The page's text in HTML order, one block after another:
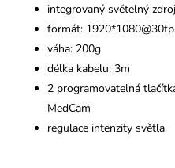
integrovaný světelný
formát:
váha: 200g
délka kabelu: 3m
2 programovatelná
MedCam
regulace intenzity světla